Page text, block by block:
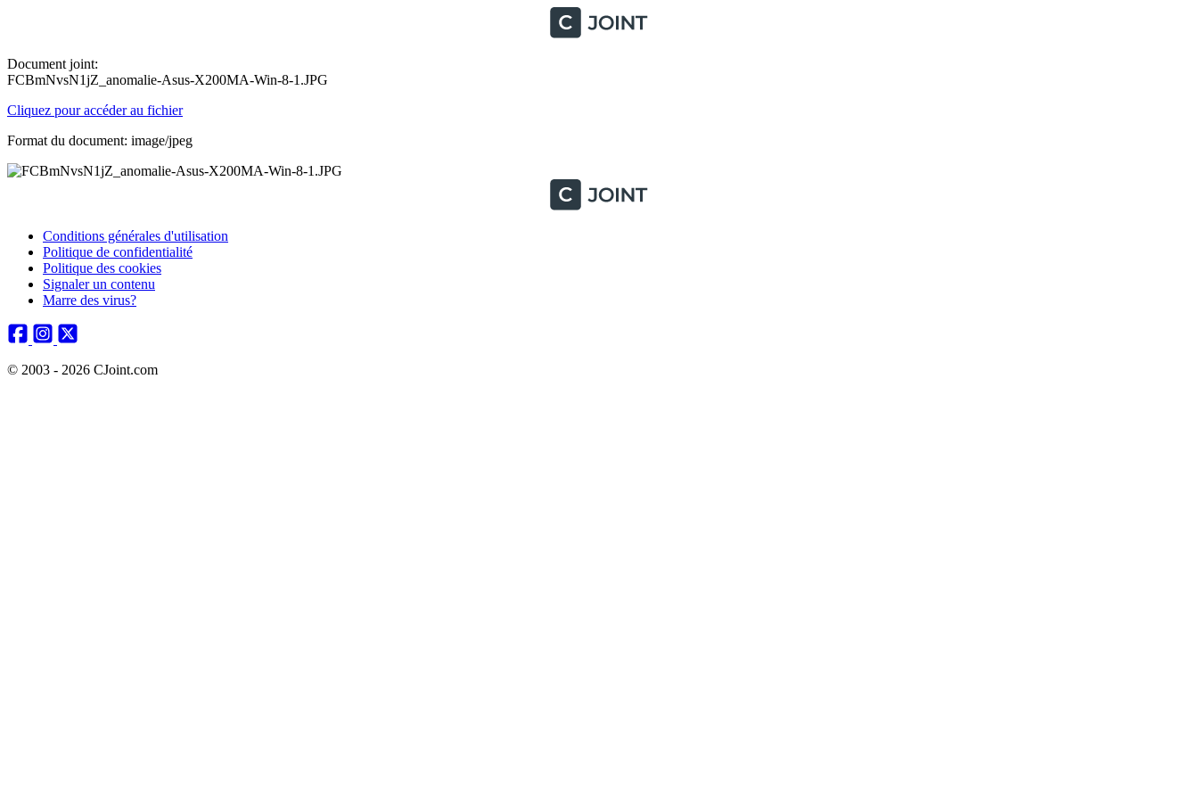
Document joint:
FCBmNvsN1jZ_anomalie-Asus-X200MA-Win-8-1.JPG
Cliquez pour accéder au fichier
Format du document: image/jpeg
Conditions générales d'utilisation
Politique de confidentialité
Politique des cookies
Signaler un contenu
Marre des virus?
© 2003 - 2026 CJoint.com